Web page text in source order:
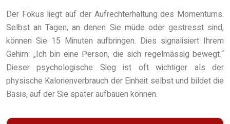
Der Fokus liegt auf der Aufrechterhaltung des Momentums.
Selbst an Tagen, an denen Sie müde oder gestresst sind,
können Sie 15 Minuten aufbringen. Dies signalisiert Ihrem
Gehirn: „Ich bin eine Person, die sich regelmässig bewegt.“
Dieser psychologische Sieg ist oft wichtiger als der
physische Kalorienverbrauch der Einheit selbst und bildet die
Basis, auf der Sie später aufbauen können.